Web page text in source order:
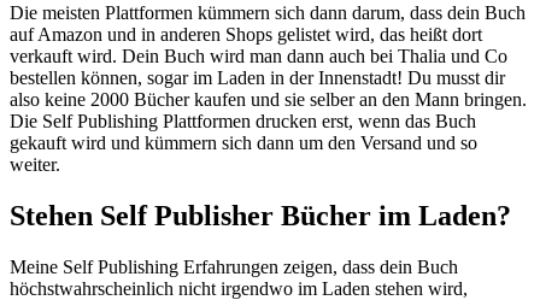
Die meisten Plattformen kümmern sich dann darum, dass dein Buch
auf Amazon und in anderen Shops gelistet wird, das heißt dort
verkauft wird. Dein Buch wird man dann auch bei Thalia und Co
bestellen können, sogar im Laden in der Innenstadt! Du musst dir
also keine 2000 Bücher kaufen und sie selber an den Mann bringen.
Die Self Publishing Plattformen drucken erst, wenn das Buch
gekauft wird und kümmern sich dann um den Versand und so
weiter.
Stehen Self Publisher Bücher im Laden?
Meine Self Publishing Erfahrungen zeigen, dass dein Buch
höchstwahrscheinlich nicht irgendwo im Laden stehen wird,